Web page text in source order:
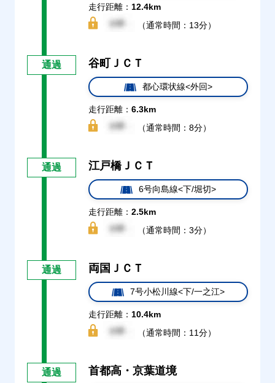
走行距離： 12.4km
（通常時間：13分）
通過 谷町ＪＣＴ
都心環状線<外回>
走行距離： 6.3km
（通常時間：8分）
通過 江戸橋ＪＣＴ
6号向島線<下/堀切>
走行距離： 2.5km
（通常時間：3分）
通過 両国ＪＣＴ
7号小松川線<下/一之江>
走行距離： 10.4km
（通常時間：11分）
通過 首都高・京葉道境